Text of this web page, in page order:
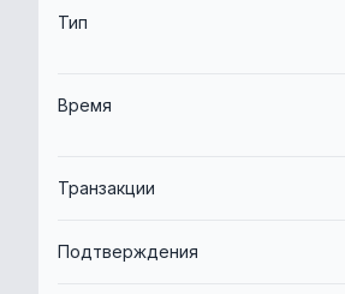
Тип
Время
Транзакции
Подтверждения